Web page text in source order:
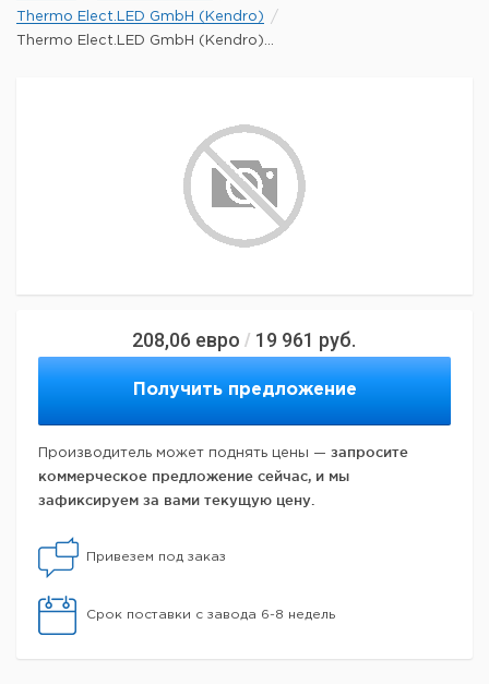
Thermo Elect.LED GmbH (Kendro)
Thermo Elect.LED GmbH (Kendro)...
208,06 евро / 19 961 руб.
Получить предложение
Производитель может поднять цены — запросите
коммерческое предложение сейчас, и мы
зафиксируем за вами текущую цену.
Привезем под заказ
Срок поставки с завода 6-8 недель